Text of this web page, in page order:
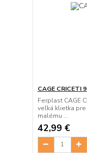
CAGE CRICETI
Ferplast CAGE
veľká klietka pre
malému ...
42,99 €